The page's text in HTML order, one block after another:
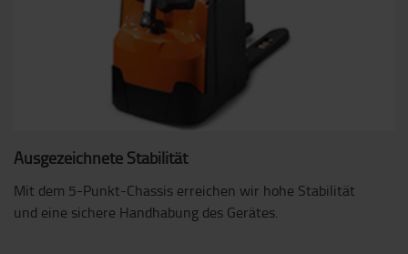
Ausgezeichnete Stabilität
Mit dem 5-Punkt-Chassis erreichen wir hohe Stabilität
und eine sichere Handhabung des Gerätes.